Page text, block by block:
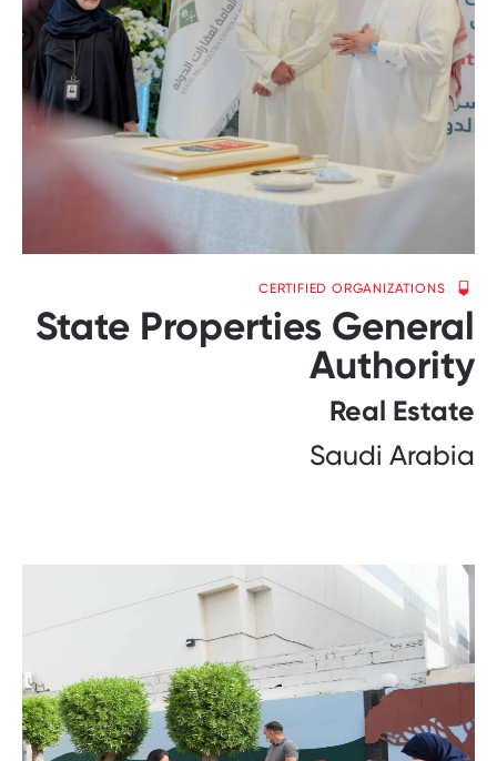
CERTIFIED ORGANIZATIONS
State Properties General
Authority
Real Estate
Saudi Arabia